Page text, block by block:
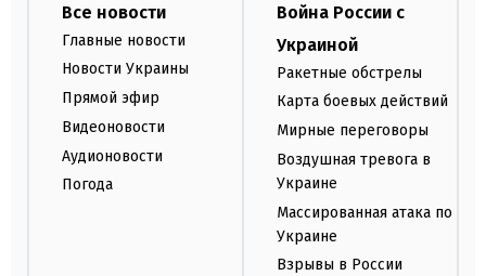
Все новости
Главные новости
Новости Украины
Прямой эфир
Видеоновости
Аудионовости
Погода
Война России с
Украиной
Ракетные обстрелы
Карта боевых действий
Мирные переговоры
Воздушная тревога в
Украине
Массированная атака по
Украине
Взрывы в России